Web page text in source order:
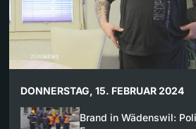
DONNERSTAG, 15. FEBRUAR 2024
Brand in Wädenswil: